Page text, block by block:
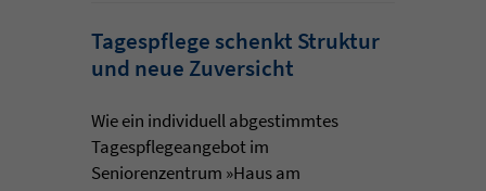
Tagespflege schenkt Struktur
und neue Zuversicht
Wie ein individuell abgestimmtes
Tagespflegeangebot im
Seniorenzentrum »Haus am